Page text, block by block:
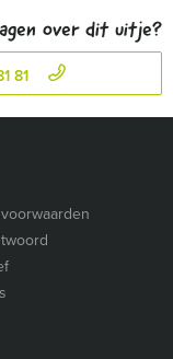
over dit uitje?
81